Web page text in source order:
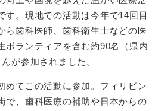
す。現地での活動は今年で14回目
ら歯科医師、歯科衛生士などの医
ボランティアを含む約90名（県内
が参加されました。
てこの活動に参加。フィリピン
で、歯科医療の補助や日本からの